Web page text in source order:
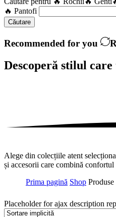
🔥 Pantofi
Căutare
Recommended for you
Descoperă stilul care
Alege din colecțiile atent
și accesorii care combină confortul
Prima pagină Shop
Placeholder for ajax description